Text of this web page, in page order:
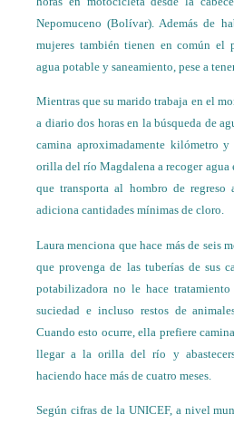
Nepomuceno (Bolívar). Además de
mujeres también tienen en común el
agua potable y saneamiento, pese a
Mientras que su marido trabaja en el
a diario dos horas en la búsqueda de
camina aproximadamente kilómetro
orilla del río Magdalena a recoger agua
que transporta al hombro de regreso
adiciona cantidades mínimas de cloro.
Laura menciona que hace más de seis
que provenga de las tuberías de sus
potabilizadora no le hace
suciedad e incluso restos de
Cuando esto ocurre, ella prefiere
llegar a la orilla del río y
haciendo hace más de cuatro meses.
Según cifras de la UNICEF, a nivel